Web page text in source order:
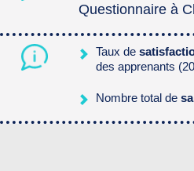
Questionnaire à
Taux de
des apprenants
Nombre total de